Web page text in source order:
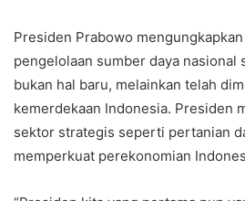
Presiden Prabowo
pengelolaan sumber daya nasional
bukan hal baru, melainkan telah
kemerdekaan Indonesia. Presiden
sektor strategis seperti pertanian
memperkuat perekonomian